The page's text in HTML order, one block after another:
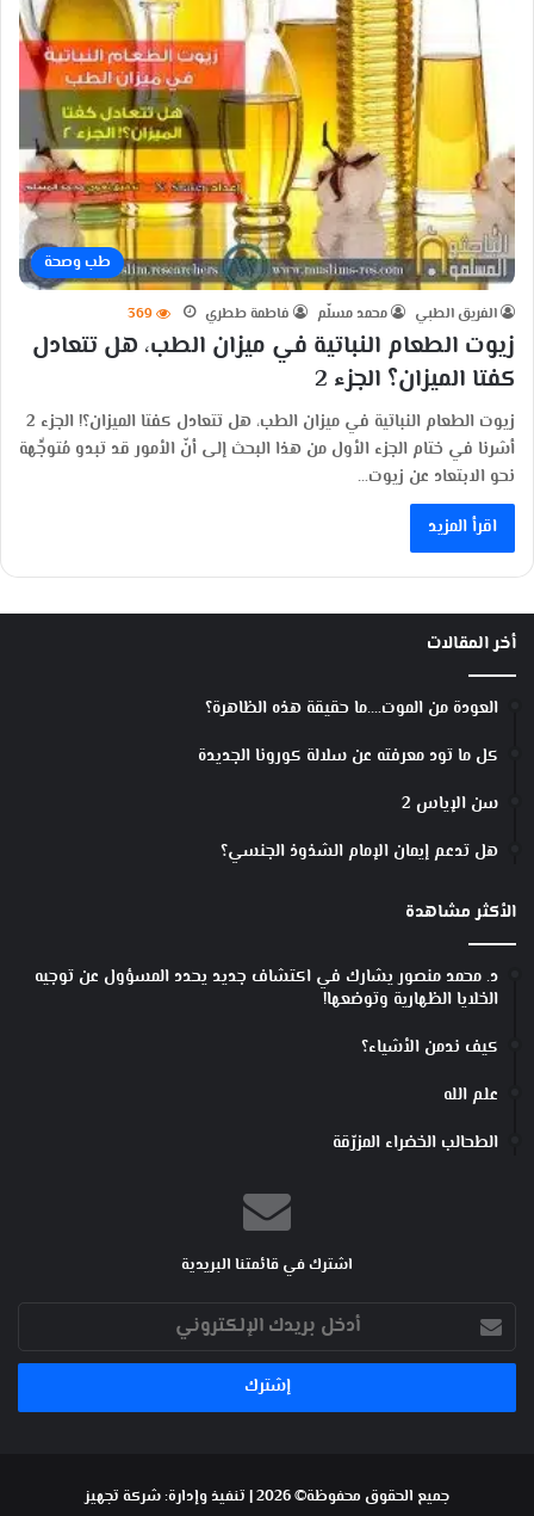
طب وصحة
الفريق الطبي محمد مسلّم فاطمة ططري 369
زيوت الطعام النباتية في ميزان الطب، هل تتعادل
كفتا الميزان؟ الجزء 2
زيوت الطعام النباتية في ميزان الطب، هل تتعادل كفتا الميزان؟! الجزء 2
أشرنا في ختام الجزء الأول من هذا البحث إلى أنّ الأمور قد تبدو مُتوجِّهة
نحو الابتعاد عن زيوت…
اقرأ المزيد
أخر المقالات
العودة من الموت….ما حقيقة هذه الظاهرة؟
كل ما تود معرفته عن سلالة كورونا الجديدة
سن الإياس 2
هل تدعم إيمان الإمام الشذوذ الجنسي؟
الأكثر مشاهدة
د. محمد منصور يشارك في اكتشاف جديد يحدد المسؤول عن توجيه
الخلايا الظهارية وتوضعها!
كيف ندمن الأشياء؟
علم الله
الطحالب الخضراء المزرّقة
اشترك في قائمتنا البريدية
أدخل
بريدك
الإلكتروني
جميع الحقوق محفوظة© 2026 | تنفيذ وإدارة: شركة تجهيز